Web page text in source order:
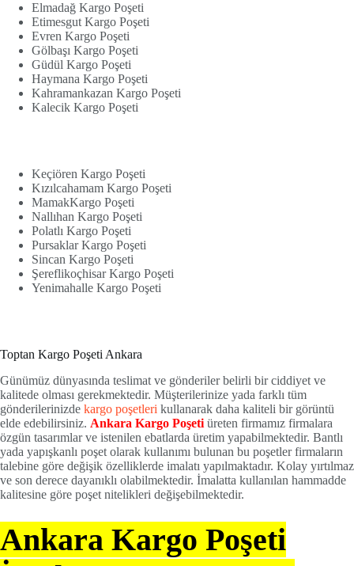
Elmadağ Kargo Poşeti
Etimesgut Kargo Poşeti
Evren Kargo Poşeti
Gölbaşı Kargo Poşeti
Güdül Kargo Poşeti
Haymana Kargo Poşeti
Kahramankazan Kargo Poşeti
Kalecik Kargo Poşeti
Keçiören Kargo Poşeti
Kızılcahamam Kargo Poşeti
MamakKargo Poşeti
Nallıhan Kargo Poşeti
Polatlı Kargo Poşeti
Pursaklar Kargo Poşeti
Sincan Kargo Poşeti
Şereflikoçhisar Kargo Poşeti
Yenimahalle Kargo Poşeti
Toptan Kargo Poşeti Ankara
Günümüz dünyasında teslimat ve gönderiler belirli bir ciddiyet ve
kalitede olması gerekmektedir. Müşterilerinize yada farklı tüm
gönderilerinizde kargo poşetleri kullanarak daha kaliteli bir görüntü
elde edebilirsiniz. Ankara Kargo Poşeti üreten firmamız firmalara
özgün tasarımlar ve istenilen ebatlarda üretim yapabilmektedir. Bantlı
yada yapışkanlı poşet olarak kullanımı bulunan bu poşetler firmaların
talebine göre değişik özelliklerde imalatı yapılmaktadır. Kolay yırtılmaz
ve son derece dayanıklı olabilmektedir. İmalatta kullanılan hammadde
kalitesine göre poşet nitelikleri değişebilmektedir.
Ankara Kargo Poşeti